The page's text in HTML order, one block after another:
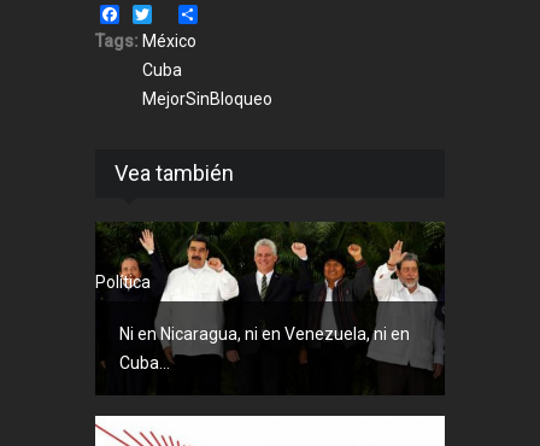
Facebook
Twitter
Tags: México
Cuba
MejorSinBloqueo
Vea también
Política
Ni en Nicaragua, ni en Venezuela, ni en
Cuba...